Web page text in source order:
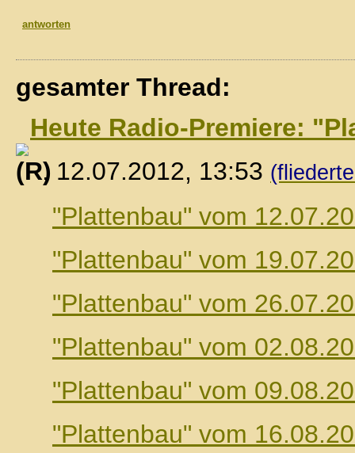
antworten
gesamter Thread:
Heute Radio-Premiere:
, 12.07.2012, 13:53
"Plattenbau" vom
"Plattenbau" vom
"Plattenbau" vom
"Plattenbau" vom
"Plattenbau" vom
"Plattenbau" vom